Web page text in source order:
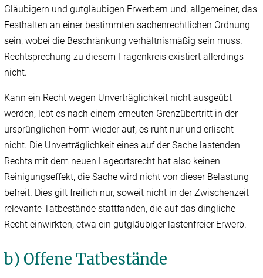
Gläubigern und gutgläubigen Erwerbern und, allgemeiner, das
Festhalten an einer bestimmten sachenrechtlichen Ordnung
sein, wobei die Beschränkung verhältnismäßig sein muss.
Rechtsprechung zu diesem Fragenkreis existiert allerdings
nicht.
Kann ein Recht wegen Unverträglichkeit nicht ausgeübt
werden, lebt es nach einem erneuten Grenzübertritt in der
ursprünglichen Form wieder auf, es ruht nur und erlischt
nicht. Die Unverträglichkeit eines auf der Sache lastenden
Rechts mit dem neuen Lageortsrecht hat also keinen
Reinigungseffekt, die Sache wird nicht von dieser Belastung
befreit. Dies gilt freilich nur, soweit nicht in der Zwischenzeit
relevante Tatbestände stattfanden, die auf das dingliche
Recht einwirkten, etwa ein gutgläubiger lastenfreier Erwerb.
b) Offene Tatbestände